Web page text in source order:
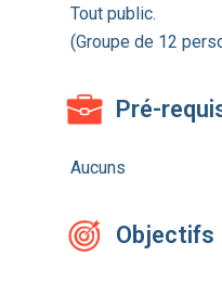
Tout public.
(Groupe de 12
Pré-
Aucuns
Objectifs